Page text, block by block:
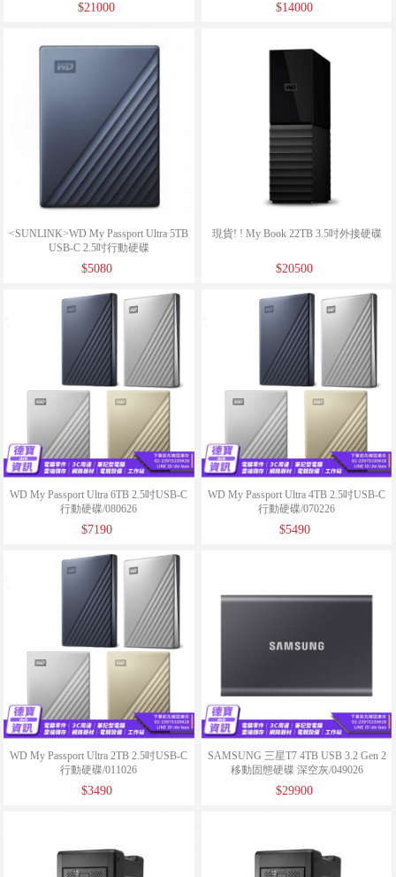
$21000 $14000
<SUNLINK>WD My Passport Ultra 5TB
USB-C 2.5吋行動硬碟
$5080
現貨! ! My Book 22TB 3.5吋外接硬碟
$20500
WD My Passport Ultra 6TB 2.5吋USB-C
行動硬碟/080626
$7190
WD My Passport Ultra 4TB 2.5吋USB-C
行動硬碟/070226
$5490
WD My Passport Ultra 2TB 2.5吋USB-C
行動硬碟/011026
$3490
SAMSUNG 三星T7 4TB USB 3.2 Gen 2
移動固態硬碟 深空灰/049026
$29900